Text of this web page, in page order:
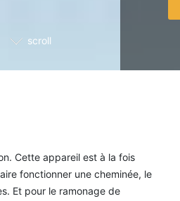
scroll
Cette appareil est à la fois
fonctionner une cheminée, le
Et pour le ramonage de